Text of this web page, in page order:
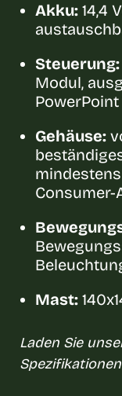
Akku: 14,4
Steuerung:
Modul,
PowerPoint
Gehäuse:
Consumer-
Mast:
Laden Sie